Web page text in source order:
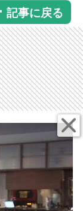
記事に戻る